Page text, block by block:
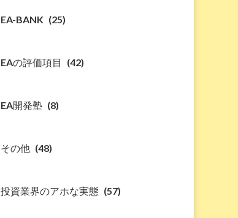
EA-BANK (25)
EAの評価項目 (42)
EA開発塾 (8)
その他 (48)
投資業界のアホな実態 (57)